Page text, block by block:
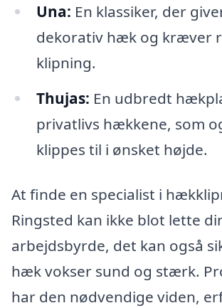
Una: En klassiker, der
dekorativ hæk og kræver
klipning.
Thujas: En udbredt
privatlivs hækkene, som
klippes til i ønsket højde.
At finde en specialist i
Ringsted kan ikke blot lette
arbejdsbyrde, det kan også
hæk vokser sund og stærk.
har den nødvendige viden,